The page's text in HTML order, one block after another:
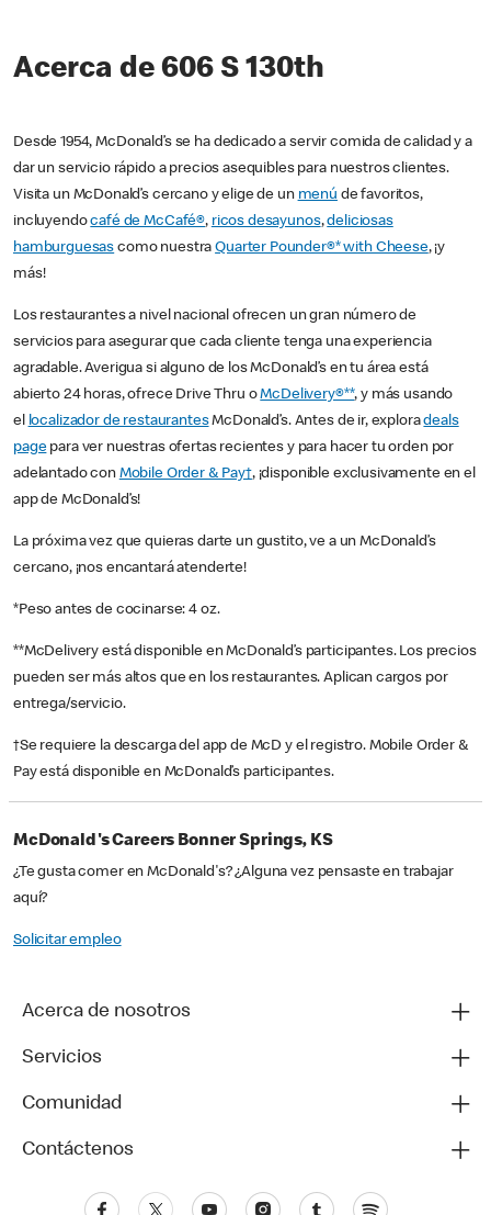
Acerca de 606 S 130th
Desde 1954, McDonald’s se ha dedicado a servir comida de calidad y a
dar un servicio rápido a precios asequibles para nuestros clientes.
Visita un McDonald’s cercano y elige de un menú de favoritos,
incluyendocafé de McCafé®, ricos desayunos,deliciosas
hamburguesas como nuestraQuarter Pounder®* with Cheese, ¡y
más!
Los restaurantes a nivel nacional ofrecen un gran número de
servicios para asegurar que cada cliente tenga una experiencia
agradable. Averigua si alguno de los McDonald’s en tu área está
abierto 24 horas, ofrece Drive Thru oMcDelivery®**, y más usando
el localizador de restaurantesMcDonald’s. Antes de ir, exploradeals
pagepara ver nuestras ofertas recientes y para hacer tu orden por
adelantado con Mobile Order & Pay†, ¡disponible exclusivamente en el
app de McDonald’s!
La próxima vez que quieras darte un gustito, ve a un McDonald’s
cercano, ¡nos encantará atenderte!
*Peso antes de cocinarse: 4 oz.
**McDelivery está disponible en McDonald’s participantes. Los precios
pueden ser más altos que en los restaurantes. Aplican cargos por
entrega/servicio.
†Se requiere la descarga del app de McD y el registro. Mobile Order &
Pay está disponible en McDonald’s participantes.
McDonald's Careers Bonner Springs, KS
¿Te gusta comer en McDonald's? ¿Alguna vez pensaste en trabajar
aquí?
Solicitar empleo
Acerca de nosotros
Servicios
Comunidad
Contáctenos